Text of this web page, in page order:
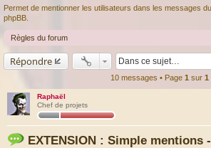
Permet de mentionner les utilisateurs dans les messages
phpBB.
Règles du forum
Répondre
10 messages • Page 1 sur 1
Raphaël
Chef de projets
EXTENSION : Simple mentions